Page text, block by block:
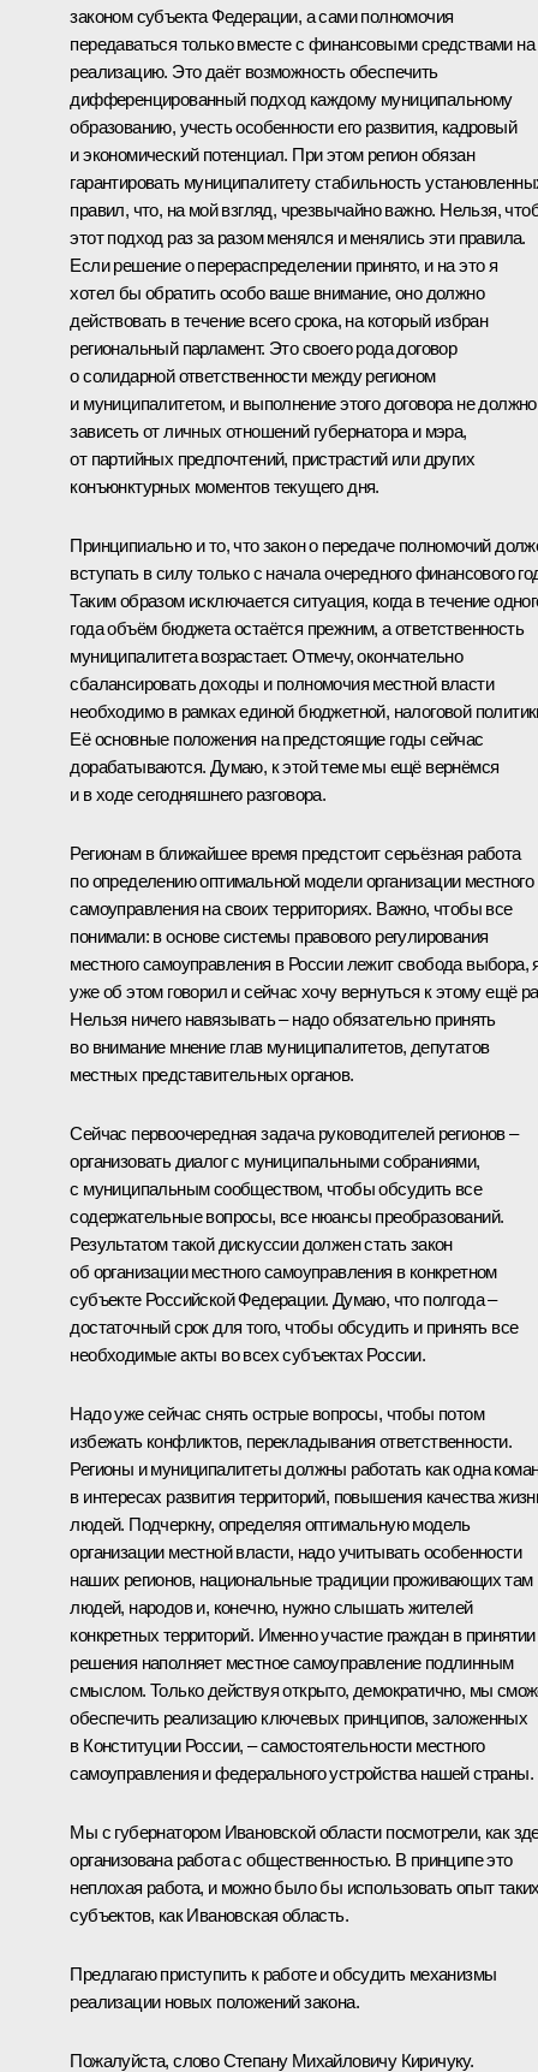
законом субъекта Федерации, а сами полномочия
передаваться только вместе с финансовыми средствами на
реализацию. Это даёт возможность обеспечить
дифференцированный подход каждому муниципальному
образованию, учесть особенности его развития, кадровый
и экономический потенциал. При этом регион обязан
гарантировать муниципалитету стабильность
правил, что, на мой взгляд, чрезвычайно важно. Нельзя,
этот подход раз за разом менялся и менялись эти правила.
Если решение о перераспределении принято, и на это я
хотел бы обратить особо ваше внимание, оно должно
действовать в течение всего срока, на который избран
региональный парламент. Это своего рода договор
о солидарной ответственности между регионом
и муниципалитетом, и выполнение этого договора не должно
зависеть от личных отношений губернатора и мэра,
от партийных предпочтений, пристрастий или других
конъюнктурных моментов текущего дня.
Принципиально и то, что закон о передаче полномочий
вступать в силу только с начала очередного финансового
Таким образом исключается ситуация, когда в течение
года объём бюджета остаётся прежним, а ответственность
муниципалитета возрастает. Отмечу, окончательно
сбалансировать доходы и полномочия местной власти
необходимо в рамках единой бюджетной, налоговой
Её основные положения на предстоящие годы сейчас
дорабатываются. Думаю, к этой теме мы ещё вернёмся
и в ходе сегодняшнего разговора.
Регионам в ближайшее время предстоит серьёзная работа
по определению оптимальной модели организации местного
самоуправления на своих территориях. Важно, чтобы все
понимали: в основе системы правового регулирования
местного самоуправления в России лежит свобода выбора,
уже об этом говорил и сейчас хочу вернуться к этому ещё
Нельзя ничего навязывать – надо обязательно принять
во внимание мнение глав муниципалитетов, депутатов
местных представительных органов.
Сейчас первоочередная задача руководителей регионов –
организовать диалог с муниципальными собраниями,
с муниципальным сообществом, чтобы обсудить все
содержательные вопросы, все нюансы преобразований.
Результатом такой дискуссии должен стать закон
об организации местного самоуправления в конкретном
субъекте Российской Федерации. Думаю, что полгода –
достаточный срок для того, чтобы обсудить и принять все
необходимые акты во всех субъектах России.
Надо уже сейчас снять острые вопросы, чтобы потом
избежать конфликтов, перекладывания ответственности.
Регионы и муниципалитеты должны работать как одна
в интересах развития территорий, повышения качества
людей. Подчеркну, определяя оптимальную модель
организации местной власти, надо учитывать особенности
наших регионов, национальные традиции проживающих там
людей, народов и, конечно, нужно слышать жителей
конкретных территорий. Именно участие граждан в принятии
решения наполняет местное самоуправление подлинным
смыслом. Только действуя открыто, демократично, мы
обеспечить реализацию ключевых принципов, заложенных
в Конституции России, – самостоятельности местного
самоуправления и федерального устройства нашей страны.
Мы с губернатором Ивановской области посмотрели, как
организована работа с общественностью. В принципе это
неплохая работа, и можно было бы использовать опыт
субъектов, как Ивановская область.
Предлагаю приступить к работе и обсудить механизмы
реализации новых положений закона.
Пожалуйста, слово Степану Михайловичу Киричуку.